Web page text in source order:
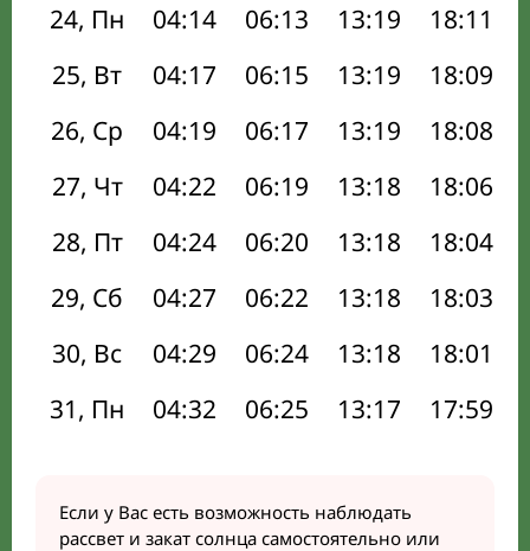
24, Пн
04:14 06:13 13:19 18:11
25, Вт
04:17 06:15 13:19 18:09
26, Ср
04:19 06:17 13:19 18:08
27, Чт
04:22 06:19 13:18 18:06
28, Пт
04:24 06:20 13:18 18:04
29, Сб
04:27 06:22 13:18 18:03
30, Вс
04:29 06:24 13:18 18:01
31, Пн
04:32 06:25 13:17 17:59
Если у Вас есть возможность наблюдать
рассвет и закат солнца самостоятельно или